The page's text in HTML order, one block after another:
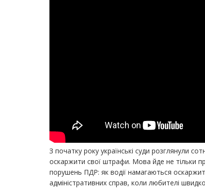
З початку року українські суди розглянули
оскаржити свої штрафи. Мова йде не тільки
порушень ПДР: як водії намагаються
адміністративних справ, коли любителі